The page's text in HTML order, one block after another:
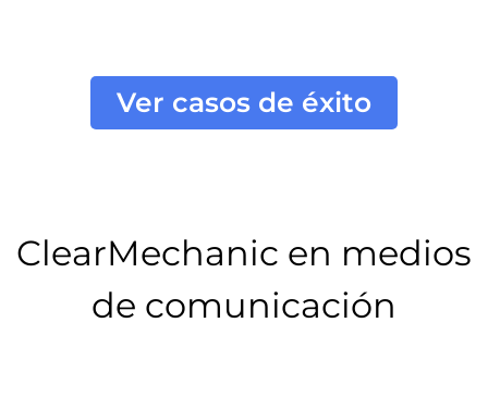
Ver casos de éxito
ClearMechanic en medios
de comunicación